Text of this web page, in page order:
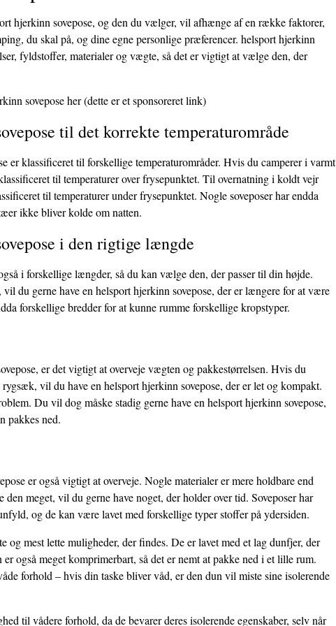
hjerkinn sovepose, og den du vælger, vil afhænge af en række faktorer,
du skal på, og dine egne personlige præferencer. helsport hjerkinn
fyldstoffer, materialer og vægte, så det er vigtigt at vælge den, der
sovepose her(dette er et sponsoreret link)
til det korrekte temperaturområde
er klassificeret til forskellige temperaturområder. Hvis du camperer i varmt
til temperaturer over frysepunktet. Til overnatning i koldt vejr
til temperaturer under frysepunktet. Nogle soveposer har endda
ikke bliver kolde om natten.
i den rigtige længde
i forskellige længder, så du kan vælge den, der passer til din højde.
du gerne have en helsport hjerkinn sovepose, der er længere for at være
forskellige bredder for at kunne rumme forskellige kropstyper.
er det vigtigt at overveje vægten og pakkestørrelsen. Hvis du
vil du have en helsport hjerkinn sovepose, der er let og kompakt.
Du vil dog måske stadig gerne have en helsport hjerkinn sovepose,
pakkes ned.
er også vigtigt at overveje. Nogle materialer er mere holdbare end
meget, vil du gerne have noget, der holder over tid. Soveposer har
og de kan være lavet med forskellige typer stoffer på ydersiden.
og mest lette muligheder, der findes. De er lavet med et lag dunfjer, der
også meget komprimerbart, så det er nemt at pakke ned i et lille rum.
forhold – hvis din taske bliver våd, er den dun vil miste sine isolerende
til vådere forhold, da de bevarer deres isolerende egenskaber, selv når